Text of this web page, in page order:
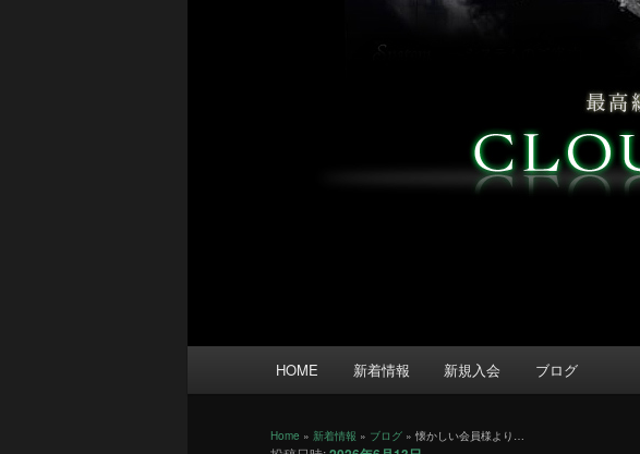
HOME 新着情報 新規入会 ブログ
Home » 新着情報 » ブログ » 懐かしい会員様より…